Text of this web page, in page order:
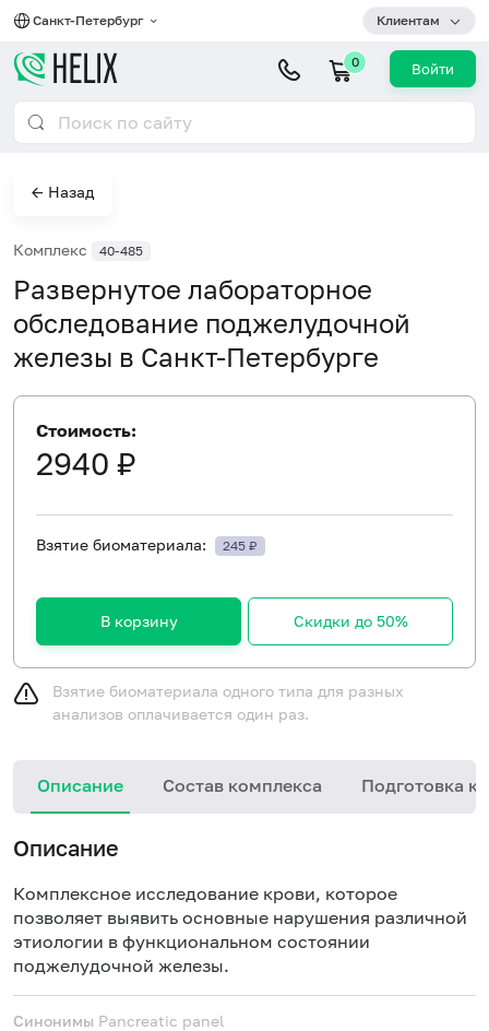
Санкт-Петербург Клиентам
0 Войти
← Назад
Комплекс 40-485
Развернутое лабораторное
обследование поджелудочной
железы в Санкт-Петербурге
Стоимость:
2940 ₽
Взятие биоматериала: 245 ₽
В корзину Скидки до 50%
Взятие биоматериала одного типа для разных
анализов оплачивается один раз.
Описание Состав комплекса Подготовка к
Описание
Комплексное исследование крови, которое
позволяет выявить основные нарушения различной
этиологии в функциональном состоянии
поджелудочной железы.
Синонимы Pancreatic panel